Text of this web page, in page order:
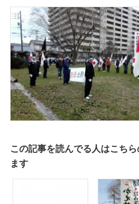
この記事を読んでる人はこち
ます